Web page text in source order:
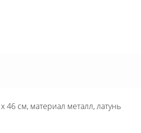
46 см, материал металл, латунь